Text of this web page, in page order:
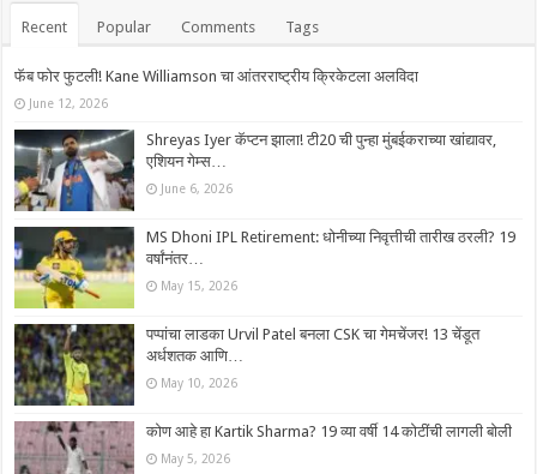
Recent Popular Comments Tags
फॅब फोर फुटली! Kane Williamson चा आंतरराष्ट्रीय क्रिकेटला अलविदा
June 12, 2026
Shreyas Iyer कॅप्टन झाला! टी20 ची पुन्हा मुंबईकराच्या खांद्यावर,
एशियन गेम्स…
June 6, 2026
MS Dhoni IPL Retirement: धोनीच्या निवृत्तीची तारीख ठरली? 19
वर्षांनंतर…
May 15, 2026
पप्पांचा लाडका Urvil Patel बनला CSK चा गेमचेंजर! 13 चेंडूत
अर्धशतक आणि…
May 10, 2026
कोण आहे हा Kartik Sharma? 19 व्या वर्षी 14 कोटींची लागली बोली
May 5, 2026